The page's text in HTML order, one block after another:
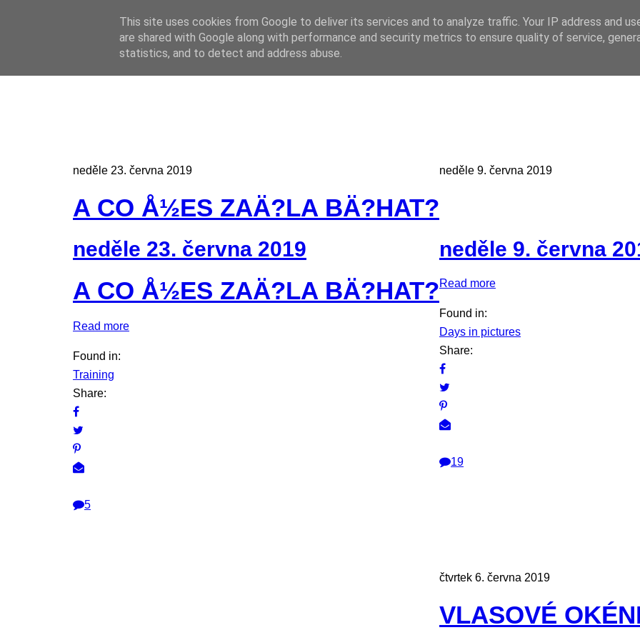
Online casino
Online casino CZ
neděle 23. června 2019
A CO Å½ES ZAÄ?LA BÄ?HAT?
neděle 23. června 2019
A CO Å½ES ZAÄ?LA BÄ?HAT?
Read more
Found in:
Training
Share:
5
neděle 9. června 2019
neděle 9. června
Read more
Found in:
Days in pictures
Share:
19
čtvrtek 6. června 2019
VLASOVÉ
This site uses cookies from Google to deliver its services and to analyze traffic. Your IP address and
are shared with Google along with performance and security metrics to ensure quality of service,
statistics, and to detect and address abuse.